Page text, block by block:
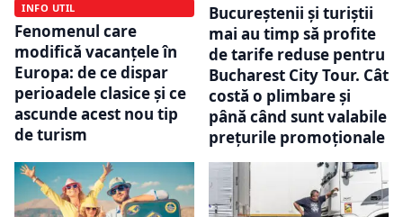
INFO UTIL
Fenomenul care
modifică vacanțele în
Europa: de ce dispar
perioadele clasice și ce
ascunde acest nou tip
de turism
Bucureștenii și turiștii
mai au timp să profite
de tarife reduse pentru
Bucharest City Tour. Cât
costă o plimbare și
până când sunt valabile
prețurile promoționale